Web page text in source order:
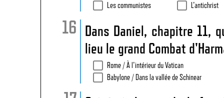
Les communistes L'antichrist
Dans Daniel, chapitre 11,
lieu le grand Combat
Rome / À l'intérieur du Vatican
Babylone / Dans la vallée de Schinear